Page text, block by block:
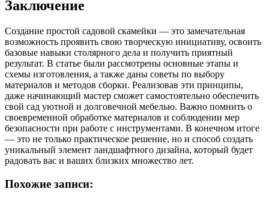
Заключение
Создание простой садовой скамейки — это замечательная
возможность проявить свою творческую инициативу, освоить
базовые навыки столярного дела и получить приятный
результат. В статье были рассмотрены основные этапы и
схемы изготовления, а также даны советы по выбору
материалов и методов сборки. Реализовав эти принципы,
даже начинающий мастер сможет самостоятельно обеспечить
свой сад уютной и долговечной мебелью. Важно помнить о
своевременной обработке материалов и соблюдении мер
безопасности при работе с инструментами. В конечном итоге
— это не только практическое решение, но и способ создать
уникальный элемент ландшафтного дизайна, который будет
радовать вас и ваших близких множество лет.
Похожие записи: